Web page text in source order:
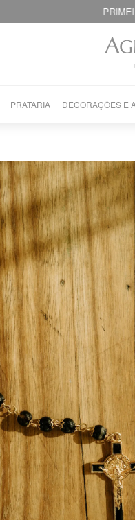
PRATARIA DECORAÇÕES E